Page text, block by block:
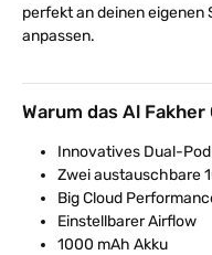
perfekt an deinen eigenen
anpassen.
Warum das Al
Innovatives Dual-
Zwei austauschbare
Big Cloud
Einstellbarer Airflow
1000 mAh Akku